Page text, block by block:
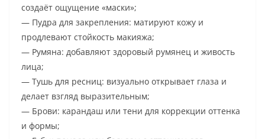
создаёт ощущение «маски»;
— Пудра для закрепления: матируют кожу и
продлевают стойкость макияжа;
— Румяна: добавляют здоровый румянец и живость
лица;
— Тушь для ресниц: визуально открывает глаза и
делает взгляд выразительным;
— Брови: карандаш или тени для коррекции оттенка
и формы;